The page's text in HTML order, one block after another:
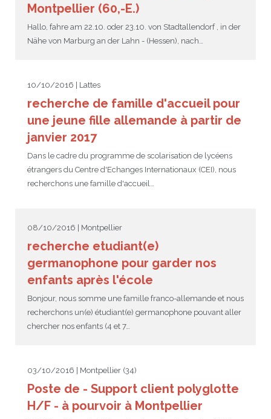
Montpellier (60,-E.)
Hallo, fahre am 22.10. oder 23.10. von Stadtallendorf , in der
Nähe von Marburg an der Lahn - (Hessen), nach…
10/10/2016 | Lattes
recherche de famille d'accueil pour
une jeune fille allemande à partir de
janvier 2017
Dans le cadre du programme de scolarisation de lycéens
étrangers du Centre d'Echanges Internationaux (CEI), nous
recherchons une famille d'accueil…
08/10/2016 | Montpellier
recherche etudiant(e)
germanophone pour garder nos
enfants après l'école
Bonjour, nous somme une famille franco-allemande et nous
recherchons un(e) étudiant(e) germanophone pouvant aller
chercher nos enfants (4 et 7…
03/10/2016 | Montpellier (34)
Poste de - Support client polyglotte
H/F - à pourvoir à Montpellier